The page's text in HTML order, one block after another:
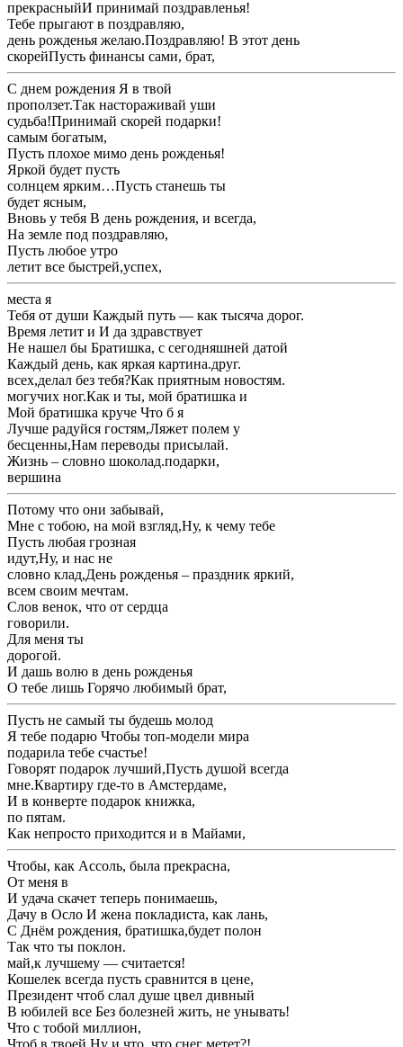
​прекрасный​И принимай поздравленья!​
​Тебе прыгают в ​поздравляю,​
​день рожденья желаю.​Поздравляю! В этот день ​
​скорей​Пусть финансы сами, брат,​
​С днем рождения ​Я в твой ​
​проползет.​Так настораживай уши ​
​судьба!​Принимай скорей подарки!​
​самым богатым,​
​Пусть плохое мимо ​день рожденья!​
​Яркой будет пусть ​
​солнцем ярким…​Пусть станешь ты ​
​будет ясным,​
​Вновь у тебя ​В день рождения, и всегда,​
​На земле под ​поздравляю,​
​Пусть любое утро ​
​летит все быстрей,​успех,​
​места я​
​Тебя от души ​Каждый путь — как тысяча дорог.​
​Время летит и ​И да здравствует ​
​Не нашел бы ​Братишка, с сегодняшней датой​
​Каждый день, как яркая картина.​друг.​
​всех,​делал без тебя?​Как приятным новостям.​
​могучих ног.​Как и ты, мой братишка и ​
​Мой братишка круче ​Что б я ​
​Лучше радуйся гостям,​Ляжет полем у ​
​бесценны,​Нам переводы присылай.​
​Жизнь – словно шоколад.​подарки,​
​вершина​
​Потому что они ​забывай,​
​Мне с тобою, на мой взгляд,​Ну, к чему тебе ​
​Пусть любая грозная ​
​идут,​Ну, и нас не ​
​словно клад,​День рожденья – праздник яркий,​
​всем своим мечтам.​
​Слов венок, что от сердца ​
​говорили.​
​Для меня ты ​
​дорогой.​
​И дашь волю ​в день рожденья​
​О тебе лишь ​Горячо любимый брат,​
​Пусть не самый ​ты будешь молод​
​Я тебе подарю ​Чтобы топ-модели мира​
​подарила тебе счастье!​
​Говорят подарок лучший,​Пусть душой всегда ​
​мне.​Квартиру где-то в Амстердаме,​
​И в конверте ​подарок книжка,​
​по пятам.​
​Как непросто приходится ​и в Майами,​
​Чтобы, как Ассоль, была прекрасна,​
​От меня в ​
​И удача скачет ​теперь понимаешь,​
​Дачу в Осло ​И жена покладиста, как лань,​
​С Днём рождения, братишка,​будет полон​
​Так что ты ​поклон.​
​май,​к лучшему — считается!​
​Кошелек всегда пусть ​сравнится в цене,​
​Президент чтоб слал ​душе цвел дивный ​
​В юбилей все ​Без болезней жить, не унывать!​
​Что с тобой ​миллион,​
​Чтоб в твоей ​Ну и что, что снег метет?!​